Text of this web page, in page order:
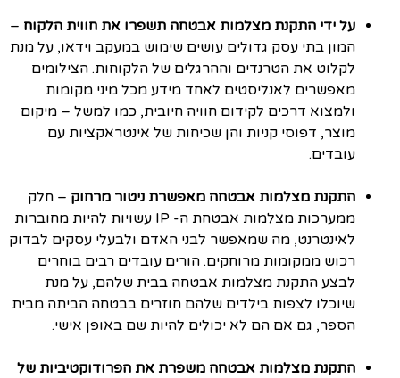
על ידי התקנת מצלמות אבטחה תשפרו את חווית הלקוח –
המון בתי עסק גדולים עושים שימוש במעקב וידאו, על מנת
לקלוט את הטרנדים וההרגלים של הלקוחות. הצילומים
מאפשרים לאנליסטים לאחד מידע מכל מיני מקומות
ולמצוא דרכים לקידום חוויה חיובית, כמו למשל – מיקום
מוצר, דפוסי קניות והן שכיחות של אינטראקציות עם
עובדים.
התקנת מצלמות אבטחה מאפשרת ניטור מרחוק – חלק
ממערכות מצלמות אבטחת ה- IP עשויות להיות מחוברות
לאינטרנט, מה שמאפשר לבני האדם ולבעלי עסקים לבדוק
רכוש ממקומות מרוחקים. הורים עובדים רבים בוחרים
לבצע התקנת מצלמות אבטחה בבית שלהם, על מנת
שיוכלו לצפות בילדים שלהם חוזרים בבטחה הביתה מבית
הספר, גם אם הם לא יכולים להיות שם באופן אישי.
התקנת מצלמות אבטחה משפרת את הפרודוקטיביות של